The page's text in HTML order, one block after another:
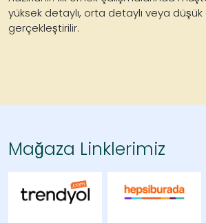
yüksek detaylı, orta detaylı veya
gerçekleştirilir.
Mağaza Linklerimiz